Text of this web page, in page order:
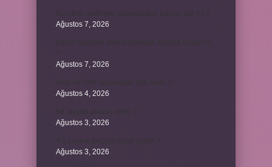
Ağustos 7, 2026
Ağustos 7, 2026
Ağustos 4, 2026
Ağustos 3, 2026
Ağustos 3, 2026